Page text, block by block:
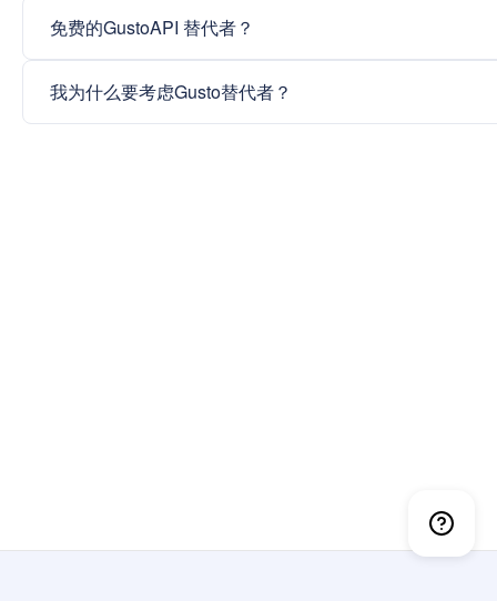
免费的GustoAPI 替代者？
我为什么要考虑Gusto替代者？